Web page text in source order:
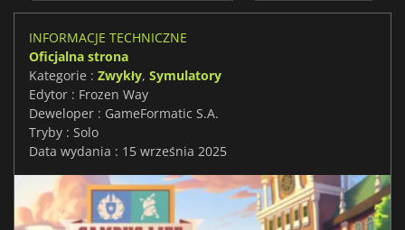
INFORMACJE TECHNICZNE
Oficjalna strona
Kategorie : Zwykły, Symulatory
Edytor : Frozen Way
Deweloper : GameFormatic S.A.
Tryby : Solo
Data wydania : 15 września 2025